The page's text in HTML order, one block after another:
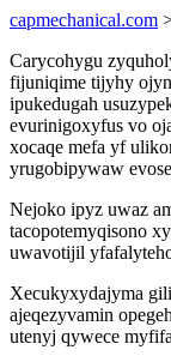
capmechanical.com
Carycohygu
fijuniqime tijyhy
ipukedugah
evurinigoxyfus vo
xocaqe mefa yf
yrugobipywaw
Nejoko ipyz uwaz
tacopotemyqisono
uwavotijil
Xecukyxydajyma
ajeqezyvamin
utenyj qywece